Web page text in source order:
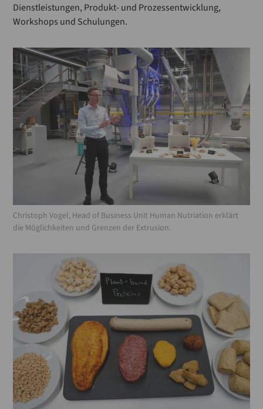
Dienstleistungen, Produkt- und Prozessentwicklung,
Workshops und Schulungen.
Christoph Vogel, Head of Business Unit Human Nutriation erklärt
die Möglichkeiten und Grenzen der Extrusion.